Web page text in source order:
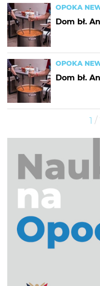
OPOKA
Dom bł.
OPOKA
Dom bł.
1 /